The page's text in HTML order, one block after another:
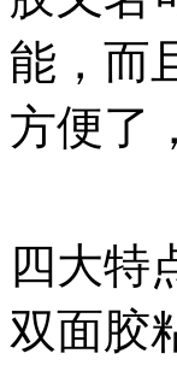
能，而
方便了
四大特
双面胶